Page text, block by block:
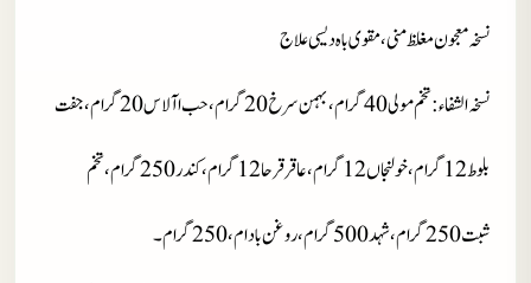
نسخہ معجون مغلظ منی، مقوی باہ دیسی علاج
نسخہ الشفاء : تخم مولی 40 گرام، بہمن سرخ 20 گرام، حب اآلاس 20 گرام، جفت
بلوط 12 گرام، خولنجاں 12 گرام،
عاقرقرحا 12 گرام، کندر 250 گرام، تخم
شبت 250 گرام، شہد 500 گرام، روغن بادام، 250 گرام۔